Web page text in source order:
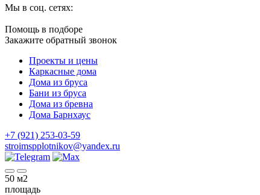
Мы в соц. сетях:
Помощь в подборе
Закажите обратный звонок
Проекты и цены
Каркасные дома
Дома из бруса
Бани из бруса
Дома из бревна
Дома Барнхаус
+7 (921) 253-03-59
stroimspplotnikov@yandex.ru
50 м2
площадь